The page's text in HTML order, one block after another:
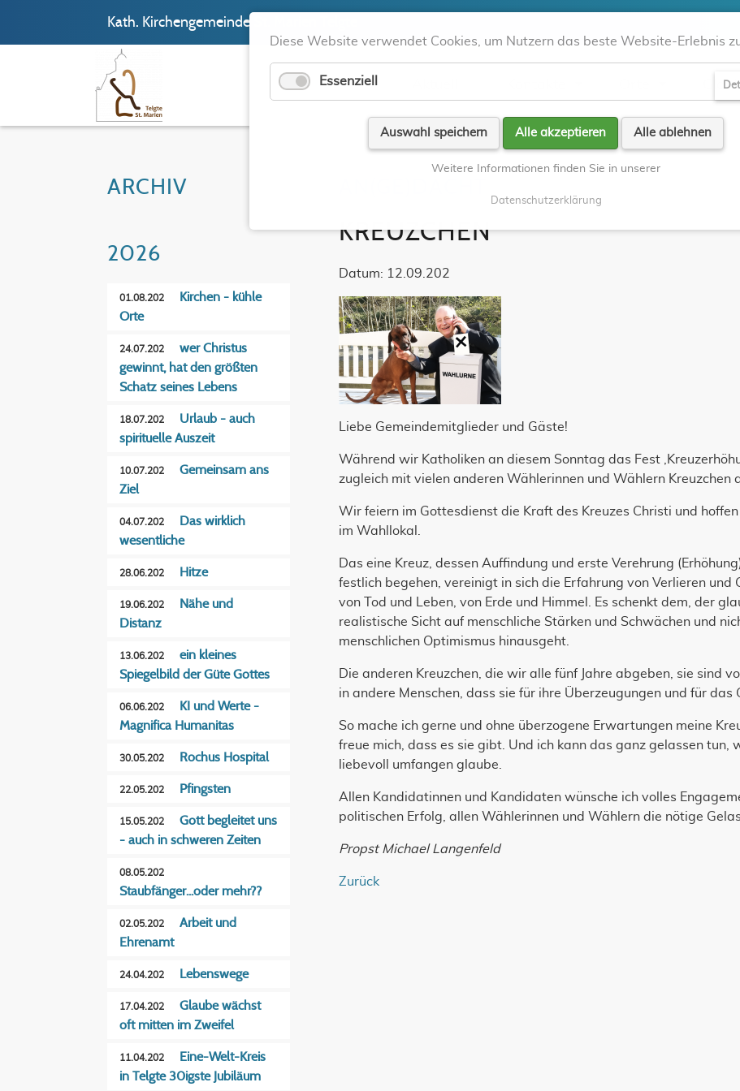
Kath. Kirchengemeinde St. Marien Telgte
KREUZCHEN
Datum: 12.09.202
Liebe Gemeindemitglieder und Gäste!
Während wir Katholiken an diesem Sonntag das Fest
zugleich mit vielen anderen Wählerinnen und Wählern Kreuzchen
Wir feiern im Gottesdienst die Kraft des Kreuzes Christi und
im Wahllokal.
Das eine Kreuz, dessen Auffindung und erste Verehrung
festlich begehen, vereinigt in sich die Erfahrung von Verlieren und
von Tod und Leben, von Erde und Himmel. Es schenkt dem, der
realistische Sicht auf menschliche Stärken und Schwächen und
menschlichen Optimismus hinausgeht.
Die anderen Kreuzchen, die wir alle fünf Jahre abgeben, sie sind
in andere Menschen, dass sie für ihre Überzeugungen und für das
So mache ich gerne und ohne überzogene Erwartungen meine
freue mich, dass es sie gibt. Und ich kann das ganz gelassen tun,
liebevoll umfangen glaube.
Allen Kandidatinnen und Kandidaten wünsche ich volles
politischen Erfolg, allen Wählerinnen und Wählern die nötige
Propst Michael Langenfeld
Zurück
ARCHIV
2026
01.08.202
Kirchen - kühle
Orte
24.07.202
wer Christus
gewinnt, hat den größten
Schatz seines Lebens
18.07.202
Urlaub - auch
spirituelle Auszeit
10.07.202
Gemeinsam ans
Ziel
04.07.202
Das wirklich
wesentliche
28.06.202 Hitze
19.06.202
Nähe und
Distanz
13.06.202
ein kleines
Spiegelbild der Güte Gottes
06.06.202
KI und Werte -
Magnifica Humanitas
30.05.202 Rochus Hospital
22.05.202 Pfingsten
15.05.202
Gott begleitet uns
- auch in schweren Zeiten
08.05.202
Staubfänger...oder mehr??
02.05.202
Arbeit und
Ehrenamt
24.04.202 Lebenswege
17.04.202
Glaube wächst
oft mitten im Zweifel
11.04.202
Eine-Welt-Kreis
in Telgte 30igste Jubiläum
Diese Website verwendet Cookies, um Nutzern das beste Website-Erlebnis
Essenziell
Auswahl speichern Alle akzeptieren Alle ablehnen
Weitere Informationen finden Sie in unserer
Datenschutzerklärung